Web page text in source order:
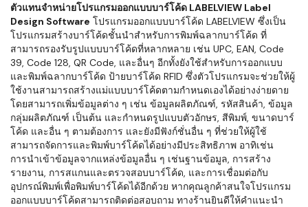
ตัวแทนจำหน่ายโปรแกรมออกแบบบาร์โค้ด LABELVIEW Label
Design Software โปรแกรมออกแบบบาร์โค้ด LABELVIEW ซึ่งเป็น
โปรแกรมสร้างบาร์โค้ดชั้นนำสำหรับการพิมพ์ฉลากบาร์โค้ด ที่
สามารถรองรับรูปแบบบาร์โค้ดที่หลากหลาย เช่น UPC, EAN, Code
39, Code 128, QR Code, และอื่นๆ อีกทั้งยังใช้สำหรับการออกแบบ
และพิมพ์ฉลากบาร์โค้ด ป้ายบาร์โค้ด RFID ซึ่งตัวโปรแกรมจะช่วยให้ผู้
ใช้งานสามารถสร้างแม่แบบบาร์โค้ดตามกำหนดเองได้อย่างง่ายดาย
โดยสามารถเพิ่มข้อมูลต่าง ๆ เช่น ข้อมูลผลิตภัณฑ์, รหัสสินค้า, ข้อมูล
กลุ่มผลิตภัณฑ์ เป็นต้น และกำหนดรูปแบบตัวอักษร, สีพิมพ์, ขนาดบาร์
โค้ด และอื่น ๆ ตามต้องการ และยังมีฟังก์ชั่นอื่น ๆ ที่ช่วยให้ผู้ใช้
สามารถจัดการและพิมพ์บาร์โค้ดได้อย่างมีประสิทธิภาพ อาทิเช่น
การนำเข้าข้อมูลจากแหล่งข้อมูลอื่น ๆ เช่นฐานข้อมูล, การสร้าง
รายงาน, การสแกนและตรวจสอบบาร์โค้ด, และการเชื่อมต่อกับ
อุปกรณ์พิมพ์เพื่อพิมพ์บาร์โค้ดได้อีกด้วย หากคุณลูกค้าสนใจโปรแกรม
ออกแบบบาร์โค้ดสามารถติดต่อสอบถาม ทางร้านยินดีให้คำแนะนำ